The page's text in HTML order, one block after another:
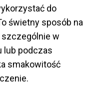
do
świetny sposób na
szczególnie w
lub podczas
smakowitość